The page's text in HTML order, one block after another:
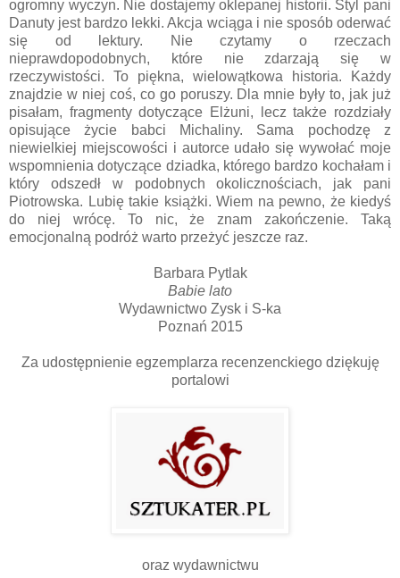
ogromny wyczyn. Nie dostajemy oklepanej historii. Styl pani
Danuty jest bardzo lekki. Akcja wciąga i nie sposób oderwać
się od lektury. Nie czytamy o rzeczach
nieprawdopodobnych, które nie zdarzają się w
rzeczywistości. To piękna, wielowątkowa historia. Każdy
znajdzie w niej coś, co go poruszy. Dla mnie były to, jak już
pisałam, fragmenty dotyczące Elżuni, lecz także rozdziały
opisujące życie babci Michaliny. Sama pochodzę z
niewielkiej miejscowości i autorce udało się wywołać moje
wspomnienia dotyczące dziadka, którego bardzo kochałam i
który odszedł w podobnych okolicznościach, jak pani
Piotrowska. Lubię takie książki. Wiem na pewno, że kiedyś
do niej wrócę. To nic, że znam zakończenie. Taką
emocjonalną podróż warto przeżyć jeszcze raz.
Barbara Pytlak
Babie lato
Wydawnictwo Zysk i S-ka
Poznań 2015
Za udostępnienie egzemplarza recenzenckiego dziękuję
portalowi
oraz wydawnictwu